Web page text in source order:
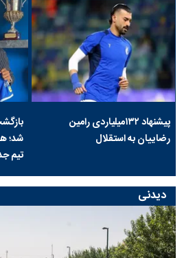
پیشنهاد ۱۳۲میلیاردی رامین
رضاییان به استقلال
شد؛
تیم
دیدنی